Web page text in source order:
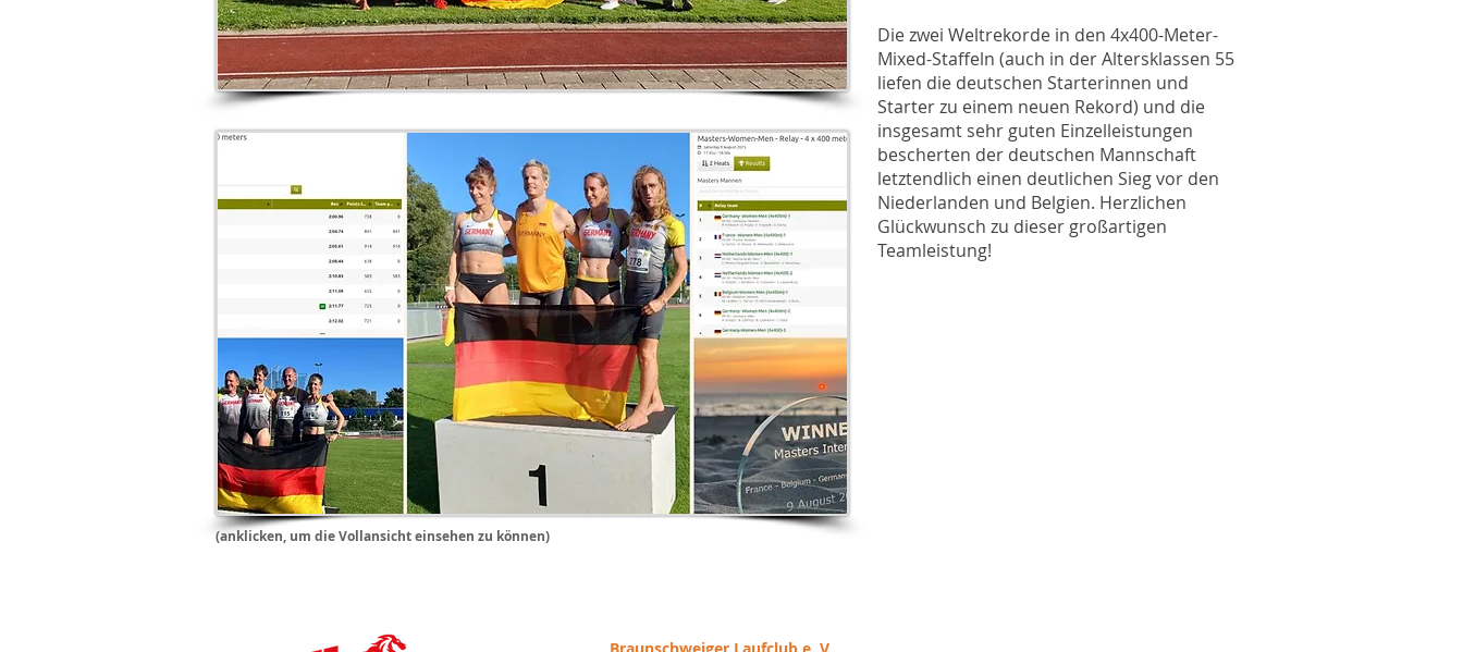
Die zwei Weltrekorde in den 4x400-Meter-
Mixed-Staffeln (auch in der Altersklassen 55
liefen die deutschen Starterinnen und
Starter zu einem neuen Rekord) und die
insgesamt sehr guten Einzelleistungen
bescherten der deutschen Mannschaft
letztendlich einen deutlichen Sieg vor den
Niederlanden und Belgien. Herzlichen
Glückwunsch zu dieser großartigen
Teamleistung!
(anklicken, um die Vollansicht einsehen zu können)